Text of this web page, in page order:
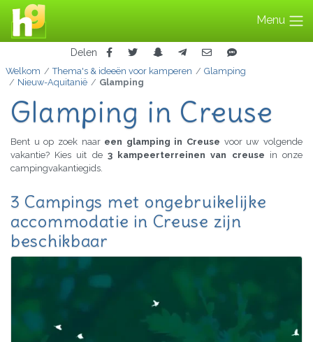
Menu
Delen
Welkom Thema's & ideeën voor kamperen
Glamping
Nieuw-Aquitanië
Glamping
Glamping in Creuse
Bent u op zoek naar een glamping in Creuse voor uw volgende
vakantie? Kies uit de 3 kampeerterreinen van creuse in onze
campingvakantiegids.
3 Campings met ongebruikelijke
accommodatie in Creuse zijn
beschikbaar